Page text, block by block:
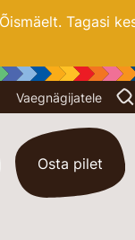
Tagasi
Vaegnägijatele
Osta pilet